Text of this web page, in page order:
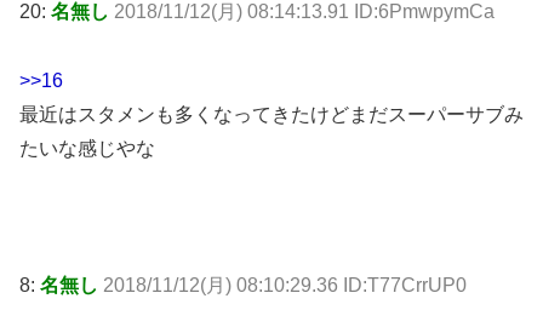
20: 名無し 2018/11/12(月) 08:14:13.91 ID:6PmwpymCa
>>16
最近はスタメンも多くなってきたけどまだスーパーサブみ
たいな感じやな
8: 名無し 2018/11/12(月) 08:10:29.36 ID:T77CrrUP0